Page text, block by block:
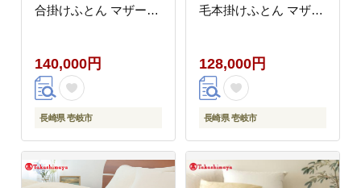
合掛けふとん マザーホ
布団 羽毛布団 合掛け
[JFJ040] 14万 100000
100000円 10万円
140,000円
長崎県 壱岐市
毛本掛けふとん マザー
羽毛布団 本掛け
[JFJ003] 12万8千
100000 100000円 10万
円
128,000円
長崎県 壱岐市